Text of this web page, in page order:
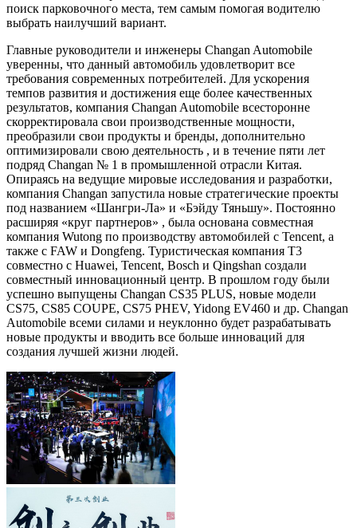
поиск парковочного места, тем самым помогая водителю
выбрать наилучший вариант.
Главные руководители и инженеры Changan Automobile
уверенны, что данный автомобиль удовлетворит все
требования современных потребителей. Для ускорения
темпов развития и достижения еще более качественных
результатов, компания Changan Automobile всесторонне
скорректировала свои производственные мощности,
преобразили свои продукты и бренды, дополнительно
оптимизировали свою деятельность , и в течение пяти лет
подряд Changan № 1 в промышленной отрасли Китая.
Опираясь на ведущие мировые исследования и разработки,
компания Changan запустила новые стратегические проекты
под названием «Шангри-Ла» и «Бэйду Тяньшу». Постоянно
расширяя «круг партнеров» , была основана совместная
компания Wutong по производству автомобилей с Tencent, а
также с FAW и Dongfeng. Туристическая компания T3
совместно с Huawei, Tencent, Bosch и Qingshan создали
совместный инновационный центр. В прошлом году были
успешно выпущены Changan CS35 PLUS, новые модели
CS75, CS85 COUPE, CS75 PHEV, Yidong EV460 и др. Changan
Automobile всеми силами и неуклонно будет разрабатывать
новые продукты и вводить все больше инноваций для
создания лучшей жизни людей.